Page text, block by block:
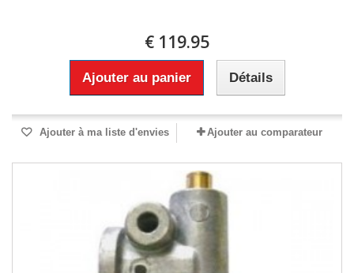
€ 119.95
Ajouter au panier Détails
Ajouter à ma liste d'envies Ajouter au comparateur